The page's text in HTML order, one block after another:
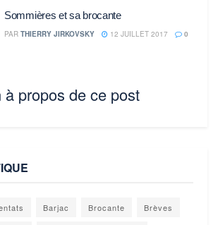
Sommières et sa brocante
PAR THIERRY JIRKOVSKY 12 JUILLET 2017 0
à propos de ce post
Barjac Brocante Brèves